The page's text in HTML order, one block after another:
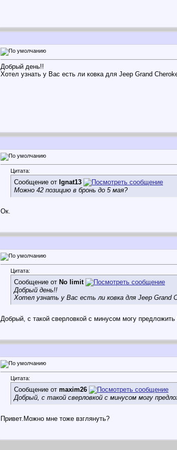
Добрый день!!
Хотел узнать у Вас есть ли ковка для Jeep Grand
Цитата:
Сообщение от Ignat13
Можно 42 позицию в бронь до 5 мая?
Ок.
Цитата:
Сообщение от No limit
Добрый день!!
Хотел узнать у Вас есть ли ковка для Jeep Grand
Добрый, с такой сверловкой с минусом могу предложить
Цитата:
Сообщение от maxim26
Добрый, с такой сверловкой с минусом могу
Привет.Можно мне тоже взглянуть?